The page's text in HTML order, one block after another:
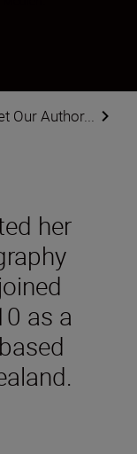
Our Author...
her
as a